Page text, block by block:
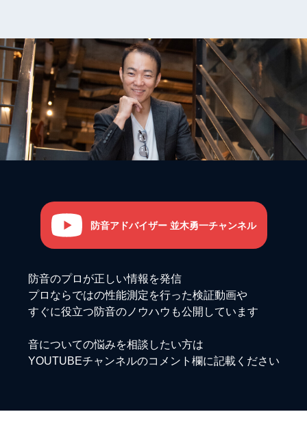
防音アドバイザー 並木勇一チャンネル
防音のプロが正しい情報を発信
プロならではの性能測定を行った検証動画や
すぐに役立つ防音のノウハウも公開しています
音についての悩みを相談したい方は
YOUTUBEチャンネルのコメント欄に記載ください